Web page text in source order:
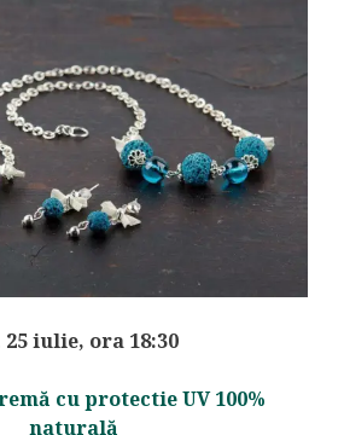
25 iulie, ora 18:30
cu protectie UV 100%
naturală